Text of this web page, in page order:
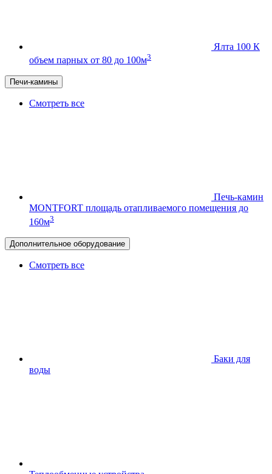
Ялта 100 К
объем парных от 80 до 100м3
Печи-камины
Смотреть все
Печь-камин
MONTFORT площадь отапливаемого помещения до
160м3
Дополнительное оборудование
Смотреть все
Баки для
воды